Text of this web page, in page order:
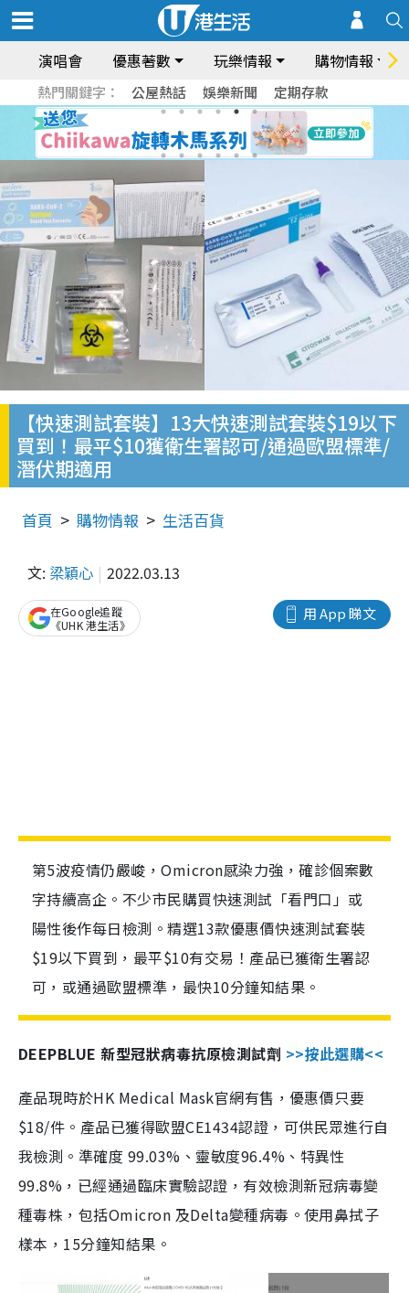
演唱會 優惠著數 玩樂情報 購物情報
熱門關鍵字： 公屋熱話 娛樂新聞 定期存款
【快速測試套裝】13大快速測試套裝$19以下
買到！最平$10獲衛生署認可/通過歐盟標準/
潛伏期適用
首頁 購物情報 生活百貨
文: 梁穎心 2022.03.13
用 App 睇文
在Google追蹤
《UHK 港生活》
第5波疫情仍嚴峻，Omicron感染力強，確診個案數
字持續高企。不少市民購買快速測試「看門口」或
陽性後作每日檢測。精選13款優惠價快速測試套裝
$19以下買到，最平$10有交易！產品已獲衛生署認
可，或通過歐盟標準，最快10分鐘知結果。
DEEPBLUE 新型冠狀病毒抗原檢測試劑 >>按此選購<<
產品現時於HK Medical Mask官網有售，優惠價只要
$18/件。產品已獲得歐盟CE1434認證，可供民眾進行自
我檢測。準確度 99.03%、靈敏度96.4%、特異性
99.8%，已經通過臨床實驗認證，有效檢測新冠病毒變
種毒株，包括Omicron 及Delta變種病毒。使用鼻拭子
樣本，15分鐘知結果。